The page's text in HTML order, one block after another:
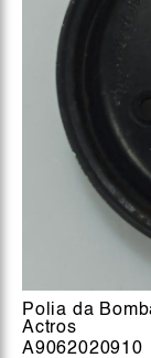
Polia da
Actros
A9062020910